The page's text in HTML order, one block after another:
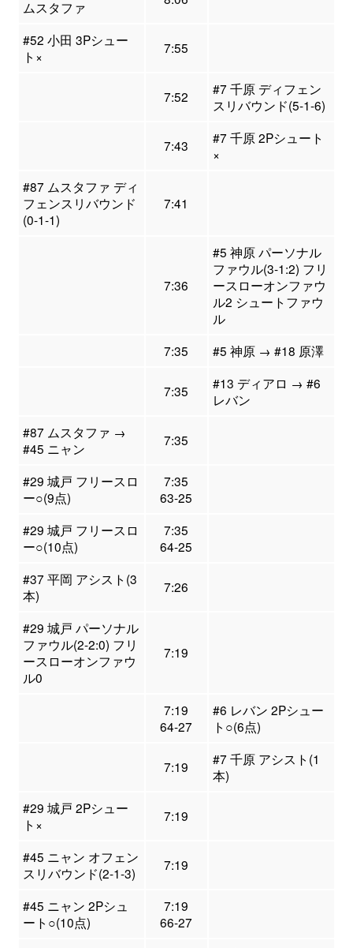
ムスタファ
#52 小田 3Pシュー
ト×
7:55
7:52
#7 千原 ディフェン
スリバウンド(5-1-6)
7:43
#7 千原 2Pシュート
×
#87 ムスタファ ディ
フェンスリバウンド
(0-1-1)
7:41
7:36
#5 神原 パーソナル
ファウル(3-1:2) フリ
ースローオンファウ
ル2 シュートファウ
ル
7:35
#5 神原 → #18 原澤
7:35
#13 ディアロ → #6
レバン
#87 ムスタファ →
#45 ニャン
7:35
#29 城戸 フリースロ
ー○(9点)
7:35
63-25
#29 城戸 フリースロ
ー○(10点)
7:35
64-25
#37 平岡 アシスト(3
本)
7:26
#29 城戸 パーソナル
ファウル(2-2:0) フリ
ースローオンファウ
ル0
7:19
7:19
64-27
#6 レバン 2Pシュー
ト○(6点)
7:19
#7 千原 アシスト(1
本)
#29 城戸 2Pシュー
ト×
7:19
#45 ニャン オフェン
スリバウンド(2-1-3)
7:19
#45 ニャン 2Pシュ
ート○(10点)
7:19
66-27